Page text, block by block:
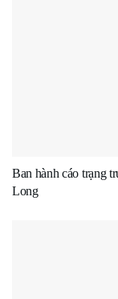
Ban hành cáo trạng
Long